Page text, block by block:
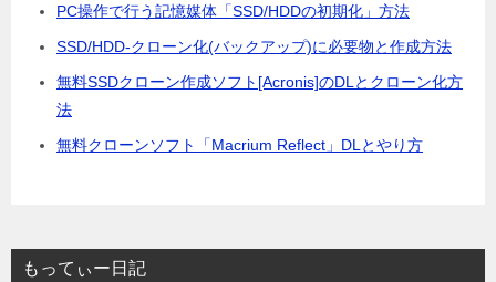
PC操作で行う記憶媒体「SSD/HDDの初期化」方法
SSD/HDD-クローン化(バックアップ)に必要物と作成方法
無料SSDクローン作成ソフト[Acronis]のDLとクローン化方
法
無料クローンソフト「Macrium Reflect」DLとやり方
もってぃー日記